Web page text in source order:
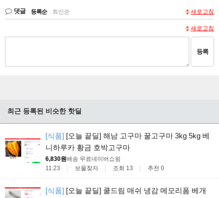
댓글 등록순 최신순 새로고침
새로고침
등록
최근 등록된 비슷한 핫딜
[식품] [오늘 끝딜] 해남 고구마 꿀고구마 3kg 5kg 베
니하루카 황금 호박고구마
6,830원배송 무료네이버쇼핑
11:23
보물찾자 조회 13 추천 0
[식품] [오늘 끝딜] 쿨드림 매쉬 냉감 메모리폼 베개